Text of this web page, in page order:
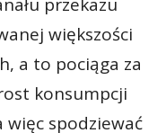
przekazu
większości
a to pociąga za
konsumpcji
spodziewać